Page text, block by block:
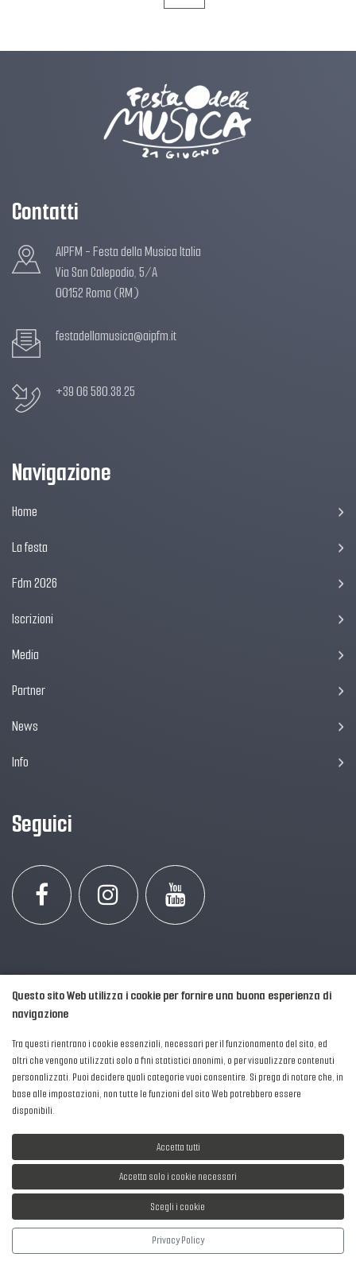
Contatti
AIPFM - Festa della Musica Italia
Via San Calepodio, 5/A
00152 Roma (RM)
festadellamusica@aipfm.it
+39 06 580.38.25
Navigazione
Home
La festa
Fdm 2026
Iscrizioni
Media
Partner
News
Info
Seguici
2016-2026 © AIPFM - Festa della Musica Italia Tutti i Diritti Riservati.
Privacy Policy
| Cookies
Sviluppato daNewMediaConsulting
Questo sito Web utilizza i cookie per fornire una buona esperienza di
navigazione
Tra questi rientrano i cookie essenziali, necessari per il funzionamento del sito, ed
altri che vengono utilizzati solo a fini statistici anonimi, o per visualizzare contenuti
personalizzati. Puoi decidere quali categorie vuoi consentire. Si prega di notare che, in
base alle impostazioni, non tutte le funzioni del sito Web potrebbero essere
disponibili.
Accetta tutti
Accetta solo i cookie necessari
Scegli i cookie
Privacy Policy